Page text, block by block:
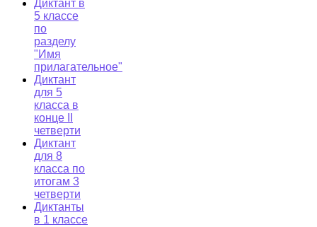
Диктант в
5 классе
по
разделу
"Имя
прилагательное"
Диктант
для 5
класса в
конце II
четверти
Диктант
для 8
класса по
итогам 3
четверти
Диктанты
в 1 классе